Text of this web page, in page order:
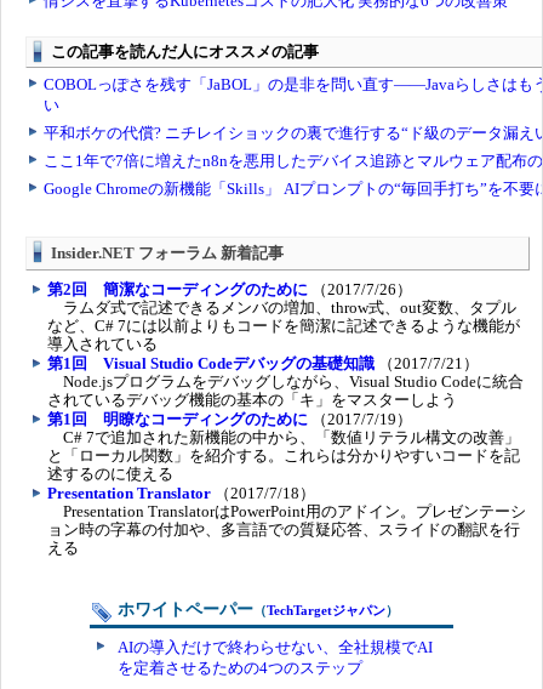
Insider.NET フォーラム 新着記事
第2回 簡潔なコーディングのために （2017/7/26）
ラムダ式で記述できるメンバの増加、throw式、out変数、タプル
など、C# 7には以前よりもコードを簡潔に記述できるような機能が
導入されている
第1回 Visual Studio Codeデバッグの基礎知識 （2017/7/21）
Node.jsプログラムをデバッグしながら、Visual Studio Codeに統合
されているデバッグ機能の基本の「キ」をマスターしよう
第1回 明瞭なコーディングのために （2017/7/19）
C# 7で追加された新機能の中から、「数値リテラル構文の改善」
と「ローカル関数」を紹介する。これらは分かりやすいコードを記
述するのに使える
Presentation Translator （2017/7/18）
Presentation TranslatorはPowerPoint用のアドイン。プレゼンテーシ
ョン時の字幕の付加や、多言語での質疑応答、スライドの翻訳を行
える
ホワイトペーパー （TechTargetジャパン）
AIの導入だけで終わらせない、全社規模でAI
を定着させるための4つのステップ